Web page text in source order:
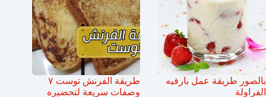
بالصور طريقة عمل بارفيه
الفراولة
طريقة الفرنش توست ٧
وصفات سريعة لتحضيره